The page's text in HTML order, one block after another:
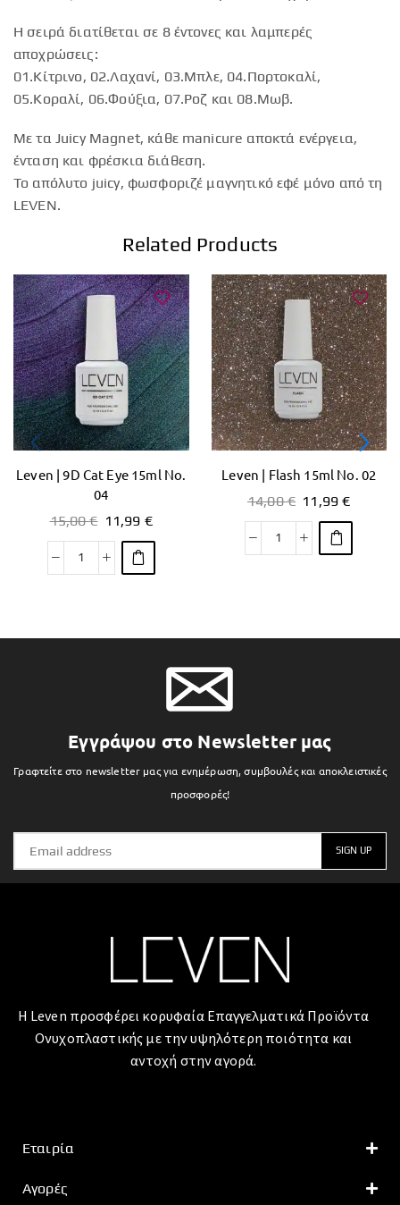
Η σειρά διατίθεται σε 8 έντονες και λαμπερές
αποχρώσεις:
01.Κίτρινο, 02.Λαχανί, 03.Μπλε, 04.Πορτοκαλί,
05.Κοραλί, 06.Φούξια, 07.Ροζ και 08.Μωβ.
Με τα Juicy Magnet, κάθε manicure αποκτά ενέργεια,
ένταση και φρέσκια διάθεση.
Το απόλυτο juicy, φωσφοριζέ μαγνητικό εφέ μόνο από τη
LEVEN.
Related Products
Leven | 9D Cat Eye 15ml No.
04
15,00€ 11,99 €
Leven | Flash 15ml No. 02
14,00€ 11,99€
Εγγράψου στο Newsletter μας
Γραφτείτε στο newsletter μας για ενημέρωση, συμβουλές και αποκλειστικές
προσφορές!
Η Leven προσφέρει κορυφαία Επαγγελματικά Προϊόντα
Ονυχοπλαστικής με την υψηλότερη ποιότητα και
αντοχή στην αγορά.
Εταιρία
Αγορές